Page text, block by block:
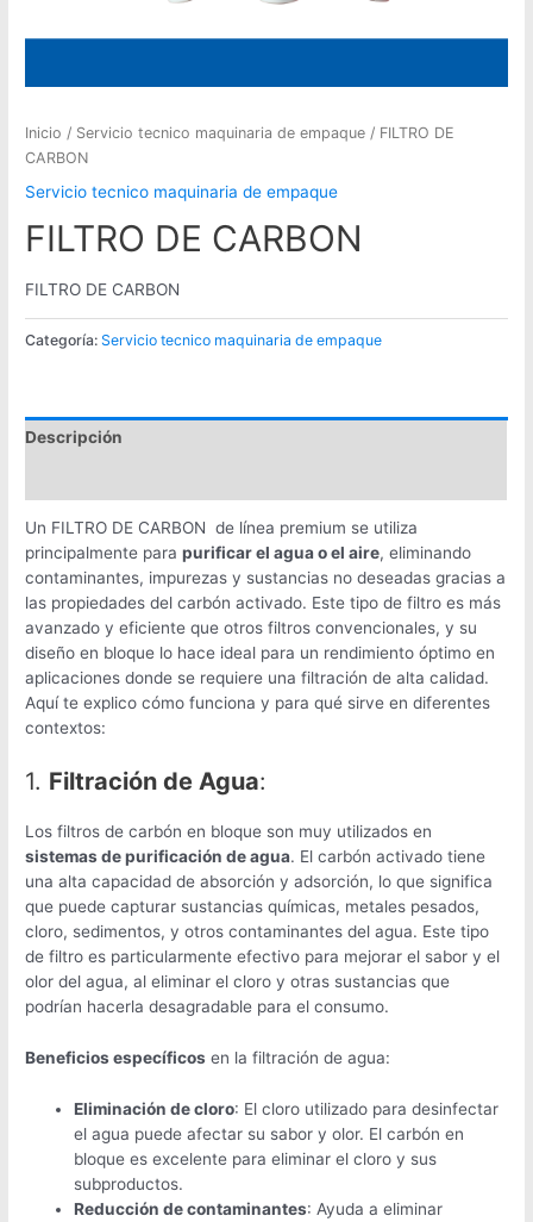
Inicio / Servicio tecnico maquinaria de empaque / FILTRO DE
CARBON
Servicio tecnico maquinaria de empaque
FILTRO DE CARBON
FILTRO DE CARBON
Categoría:Servicio tecnico maquinaria de empaque
Descripción
Un FILTRO DE CARBON de línea premium se utiliza
principalmente parapurificar el agua o el aire, eliminando
contaminantes, impurezas y sustancias no deseadas gracias a
las propiedades del carbón activado. Este tipo de filtro es más
avanzado y eficiente que otros filtros convencionales, y su
diseño en bloque lo hace ideal para un rendimiento óptimo en
aplicaciones donde se requiere una filtración de alta calidad.
Aquí te explico cómo funciona y para qué sirve en diferentes
contextos:
1. Filtración de Agua:
Los filtros de carbón en bloque son muy utilizados en
sistemas de purificación de agua. El carbón activado tiene
una alta capacidad de absorción y adsorción, lo que significa
que puede capturar sustancias químicas, metales pesados,
cloro, sedimentos, y otros contaminantes del agua. Este tipo
de filtro es particularmente efectivo para mejorar el sabor y el
olor del agua, al eliminar el cloro y otras sustancias que
podrían hacerla desagradable para el consumo.
Beneficios específicos en la filtración de agua:
Eliminación de cloro: El cloro utilizado para desinfectar
el agua puede afectar su sabor y olor. El carbón en
bloque es excelente para eliminar el cloro y sus
subproductos.
Reducción de contaminantes: Ayuda a eliminar